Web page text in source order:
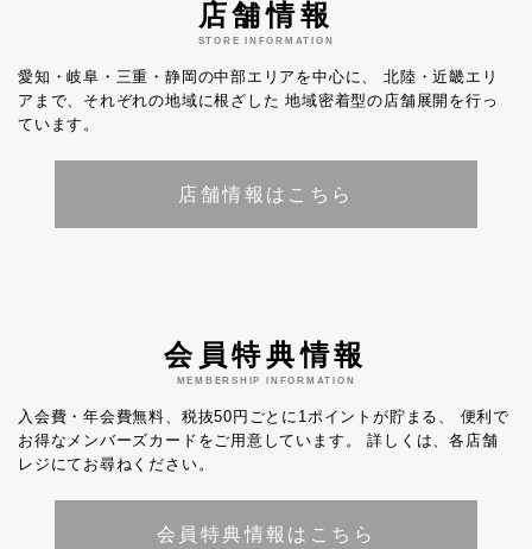
店舗情報
STORE INFORMATION
愛知・岐阜・三重・静岡の中部エリアを中心に、
北陸・近畿エリ
アまで、それぞれの地域に根ざした 地域密着型の店舗展開を行っ
ています。
店舗情報はこちら
会員特典情報
MEMBERSHIP INFORMATION
入会費・年会費無料、税抜50円ごとに1ポイントが貯まる、
便利で
お得なメンバーズカードをご用意しています。
詳しくは、各店舗
レジにてお尋ねください。
会員特典情報はこちら